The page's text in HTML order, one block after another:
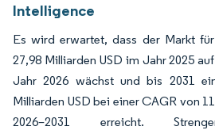
Intelligence
Es wird erwartet, dass der Markt
27,98 Milliarden USD im Jahr 2025
Jahr 2026 wächst und bis 2031
Milliarden USD bei einer CAGR von
2026–2031 erreicht.